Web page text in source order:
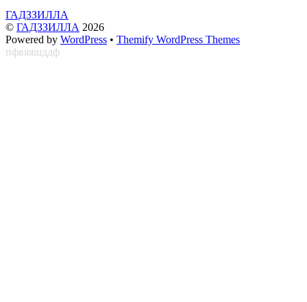
ГАДЗЗИЛЛА
© ГАДЗЗИЛЛА 2026
Powered by WordPress • Themify WordPress Themes
пфвяяшддф